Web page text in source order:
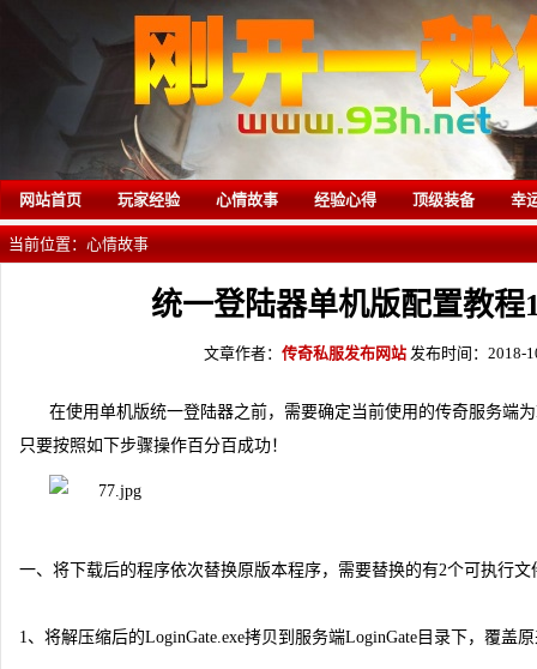
网站首页 玩家经验 心情故事 经验心得 顶级装备 幸
当前位置： 心情故事
统一登陆器单机版配置教程
文章作者： 传奇私服发布网站 发布时间：2018-
在使用单机版统一登陆器之前，需要确定当前使用的传奇服务端
只要按照如下步骤操作百分百成功！
一、将下载后的程序依次替换原版本程序，需要替换的有2个可执行文
1、将解压缩后的LoginGate.exe拷贝到服务端LoginGate目录下，覆盖